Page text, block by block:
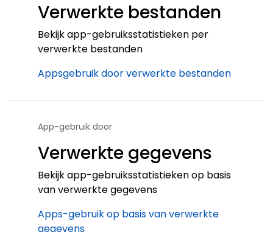
Verwerkte bestanden
Bekijk app-gebruiksstatistieken per
verwerkte bestanden
Appsgebruik door verwerkte bestanden
App-gebruik door
Verwerkte gegevens
Bekijk app-gebruiksstatistieken op basis
van verwerkte gegevens
Apps-gebruik op basis van verwerkte
gegevens